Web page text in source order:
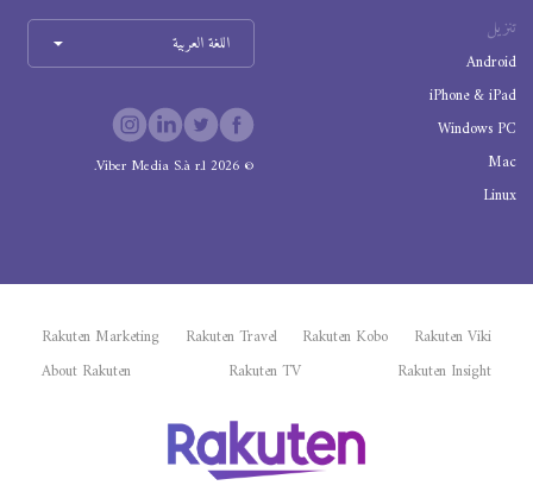
تنزيل
Android
iPhone & iPad
Windows PC
Mac
Linux
اللغة العربية
©
2026
Viber Media S.à r.l.
Rakuten Viki
Rakuten Kobo
Rakuten Travel
Rakuten Marketing
Rakuten Insight
Rakuten TV
About Rakuten